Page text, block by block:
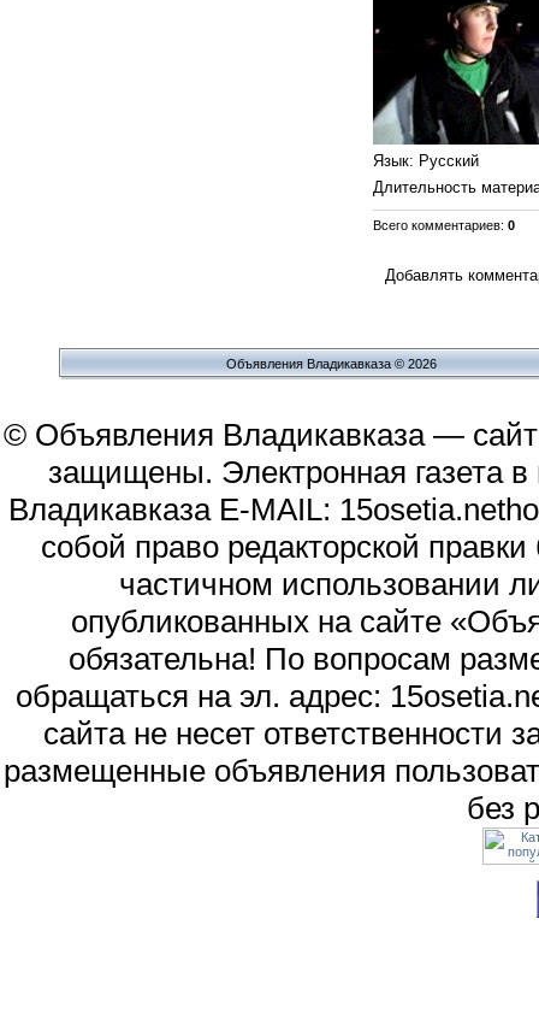
Язык: Русский
Длительность
Всего комментариев: 0
Добавлять
Объявления Владикавказа © 2026
© Объявления Владикавказа —
защищены. Электронная газета
Владикавказа E-MAIL:
собой право редакторской
частичном использовании
опубликованных на сайте
обязательна! По вопросам
обращаться на эл. адрес:
сайта не несет
размещенные объявления
без